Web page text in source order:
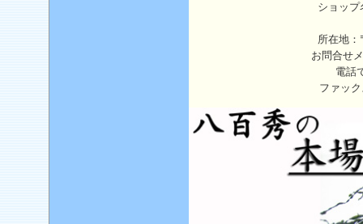
ショッ
所在地
お問合せ
電話
ファッ